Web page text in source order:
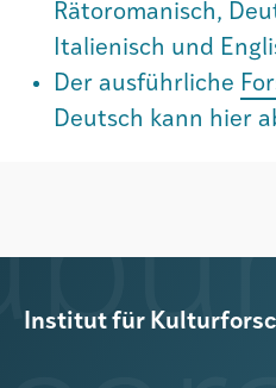
Verein
Rätoromanisch,
Italienisch und
Der ausführliche
Deutsch kann hier
Institut für